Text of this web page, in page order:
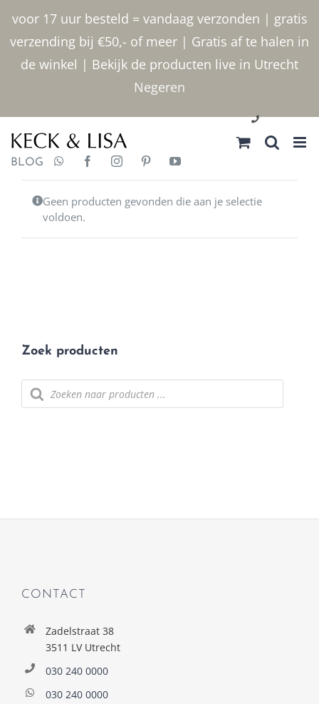
voor 17 uur besteld = vandaag verzonden | gratis
verzending bij €50,- of meer | Gratis af te halen in
de winkel | Bekijk de producten live in Utrecht
Negeren
inhoud
030 2400000
BLOG
Geen producten gevonden die aan je selectie
voldoen.
Zoek producten
Producten
zoeken
CONTACT
Zadelstraat 38
3511 LV Utrecht
030 240 0000
030 240 0000